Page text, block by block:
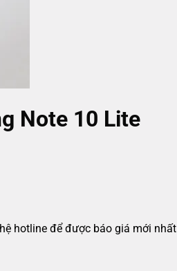
Note 10 Lite
hotline để được báo giá mới nhất